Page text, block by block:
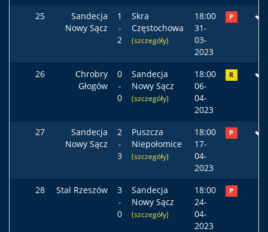
25
Sandecja
Nowy Sącz
1
-
2
Skra
Częstochowa
(szczegóły)
18:00
31-
03-
2023
P
26
Chrobry
Głogów
0
-
0
Sandecja
Nowy Sącz
(szczegóły)
18:00
06-
04-
2023
R
27
Sandecja
Nowy Sącz
2
-
3
Puszcza
Niepołomice
(szczegóły)
18:00
17-
04-
2023
P
28 Stal Rzeszów
3
-
0
Sandecja
Nowy Sącz
(szczegóły)
18:00
24-
04-
2023
P